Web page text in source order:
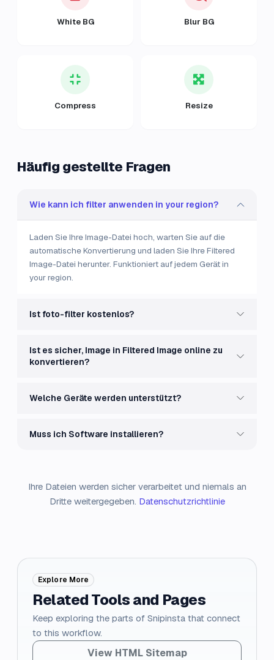
White BG Blur BG
Compress Resize
Häufig gestellte Fragen
Wie kann ich filter anwenden in your region?
Laden Sie Ihre Image-Datei hoch, warten Sie auf die
automatische Konvertierung und laden Sie Ihre Filtered
Image-Datei herunter. Funktioniert auf jedem Gerät in
your region.
Ist foto-filter kostenlos?
Ist es sicher, Image in Filtered Image online zu
konvertieren?
Welche Geräte werden unterstützt?
Muss ich Software installieren?
Ihre Dateien werden sicher verarbeitet und niemals an
Dritte weitergegeben. Datenschutzrichtlinie
Explore More
Related Tools and Pages
Keep exploring the parts of Snipinsta that connect
to this workflow.
View HTML Sitemap